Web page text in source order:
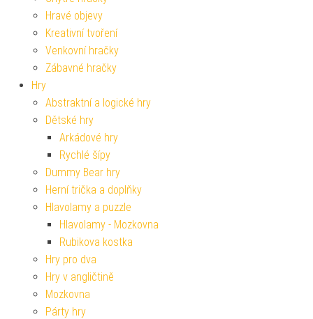
Hravé objevy
Kreativní tvoření
Venkovní hračky
Zábavné hračky
Hry
Abstraktní a logické hry
Dětské hry
Arkádové hry
Rychlé šípy
Dummy Bear hry
Herní trička a doplňky
Hlavolamy a puzzle
Hlavolamy - Mozkovna
Rubikova kostka
Hry pro dva
Hry v angličtině
Mozkovna
Párty hry